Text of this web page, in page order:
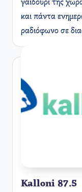
γαϊδούρι της
και πάντα
ραδιόφωνο σε
Kalloni 87.5